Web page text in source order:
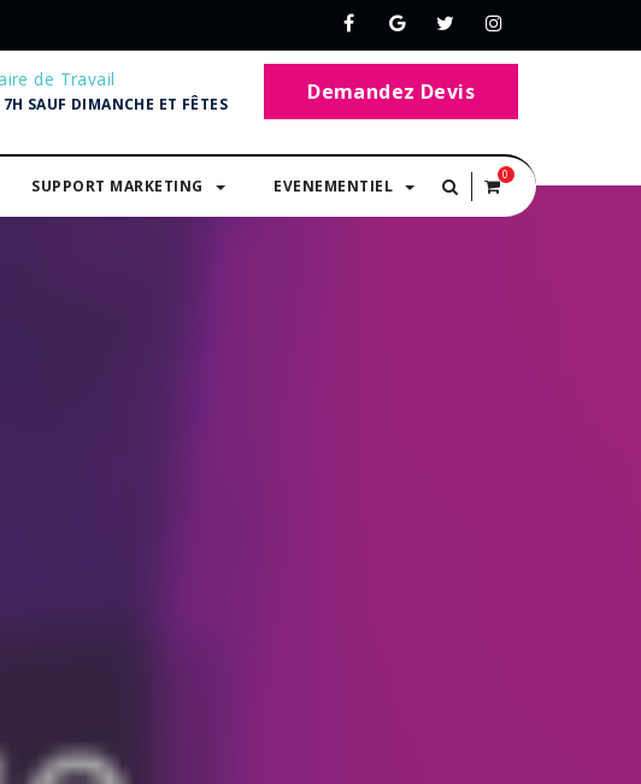
de Travail
SAUF DIMANCHE ET FÊTES Demandez Devis
SUPPORT MARKETING EVENEMENTIEL
0